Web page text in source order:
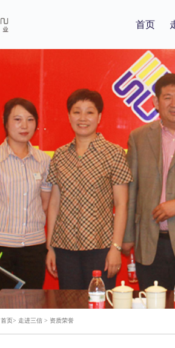
首页
首页> 走进三信 > 资质荣誉